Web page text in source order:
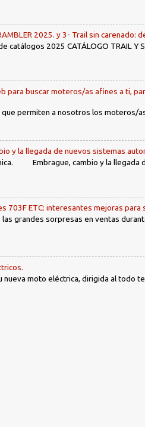
2025. y 3- Trail sin
catálogos 2025 CATÁLOGO TRAIL
para buscar moteros/as afines a ti,
permiten a nosotros los moteros/
y la llegada de nuevos sistemas
Embrague, cambio y la llegada
703F ETC: interesantes mejoras para
las grandes sorpresas en ventas
moto eléctrica, dirigida al todo